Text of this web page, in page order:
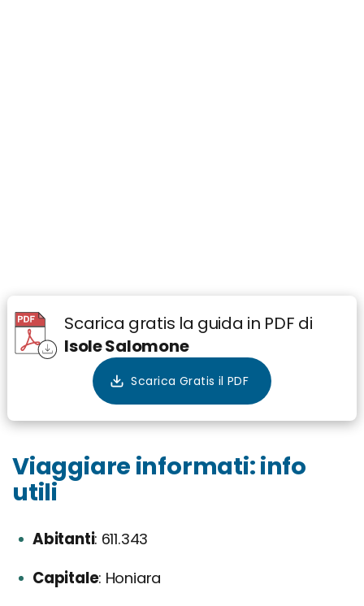
Scarica gratis la guida in PDF di
Isole Salomone
Viaggiare informati: info
utili
Abitanti 611.343
Capitale Honiara